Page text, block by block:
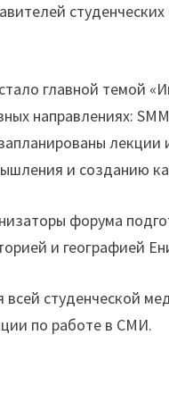
главной темой
направлениях:
лекции
и созданию
форума
и географией
студенческой
по работе в СМИ.